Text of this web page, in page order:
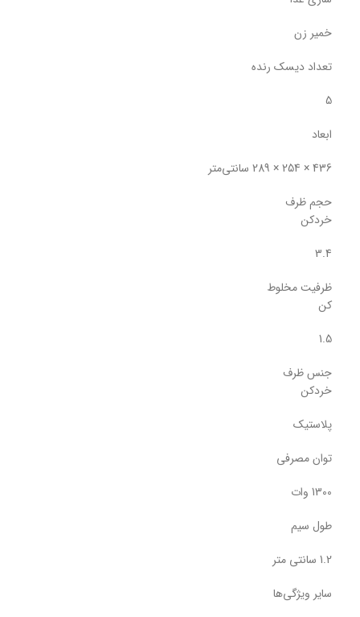
خمیر زن
تعداد دیسک رنده
5
ابعاد
436 × 254 × 289 سانتی‌متر
حجم ظرف
خردکن
3.4
ظرفیت مخلوط
کن
1.5
جنس ظرف
خردکن
پلاستیک
توان مصرفی
1300 وات
طول سیم
1.2 سانتی متر
سایر ویژگی‌ها